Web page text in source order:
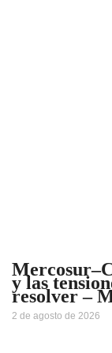
y las
resolver –
2 de agosto de 2026